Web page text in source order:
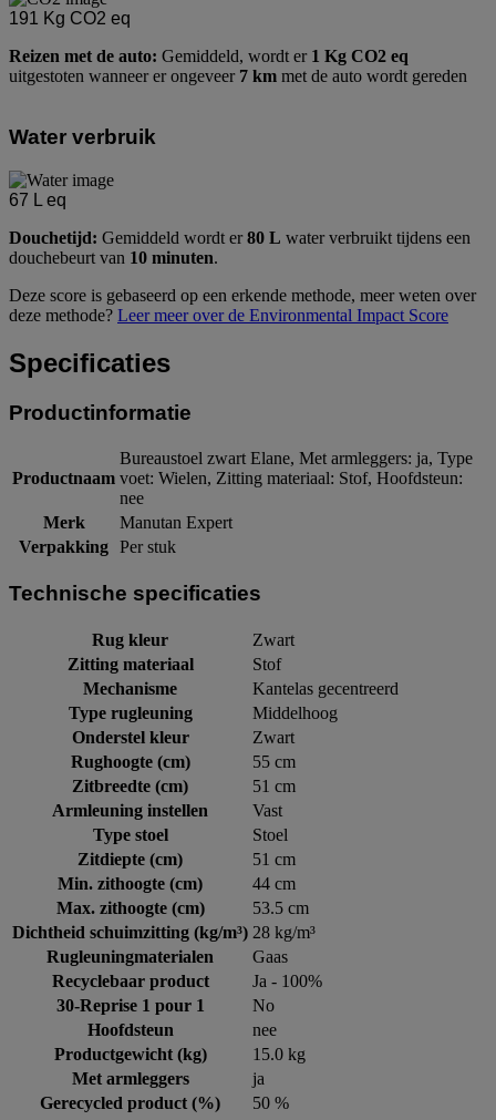
191 Kg CO2 eq
Reizen met de auto: Gemiddeld, wordt er 1 Kg CO2 eq
uitgestoten wanneer er ongeveer 7 km met de auto wordt gereden
Water verbruik
67 L eq
Douchetijd: Gemiddeld wordt er80 L water verbruikt tijdens een
douchebeurt van 10 minuten.
Deze score is gebaseerd op een erkende methode, meer weten over
deze methode? Leer meer over de Environmental Impact Score
Specificaties
Productinformatie
Productnaam
Bureaustoel zwart Elane, Met armleggers: ja, Type
voet: Wielen, Zitting materiaal: Stof, Hoofdsteun:
nee
Merk
Manutan Expert
Verpakking Per stuk
Technische specificaties
Rug kleur
Zwart
Zitting materiaal
Stof
Mechanisme
Kantelas gecentreerd
Type rugleuning
Middelhoog
Onderstel kleur
Zwart
Rughoogte (cm)
55 cm
Zitbreedte (cm)
51 cm
Armleuning instellen
Vast
Type stoel
Stoel
Zitdiepte (cm)
51 cm
Min. zithoogte (cm)
44 cm
Max. zithoogte (cm)
53.5 cm
Dichtheid schuimzitting (kg/m³) 28 kg/m³
Rugleuningmaterialen
Gaas
Recyclebaar product
Ja - 100%
30-Reprise 1 pour 1
No
Hoofdsteun
nee
Productgewicht (kg)
15.0 kg
Met armleggers
ja
Gerecycled product (%)
50 %